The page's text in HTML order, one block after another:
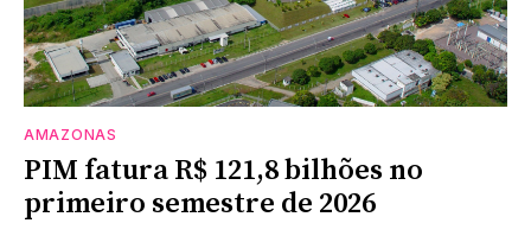
AMAZONAS
PIM fatura R$ 121,8 bilhões no
primeiro semestre de 2026